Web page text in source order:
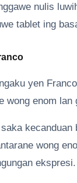
nulis
tablet ing
yen
wong enom lan
wong
ekspresi.